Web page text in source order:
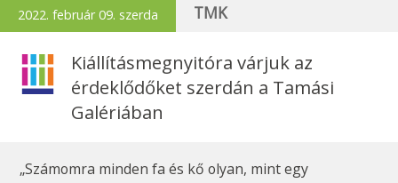
2022. február 09. szerda TMK
Kiállításmegnyitóra várjuk az
érdeklődőket szerdán a Tamási
Galériában
„Számomra minden fa és kő olyan, mint egy